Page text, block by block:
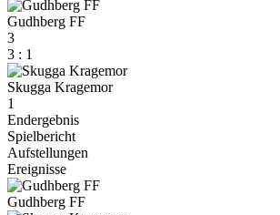
Gudhberg FF
3
3 : 1
Skugga Kragemor
1
Endergebnis
Spielbericht
Aufstellungen
Ereignisse
Gudhberg FF